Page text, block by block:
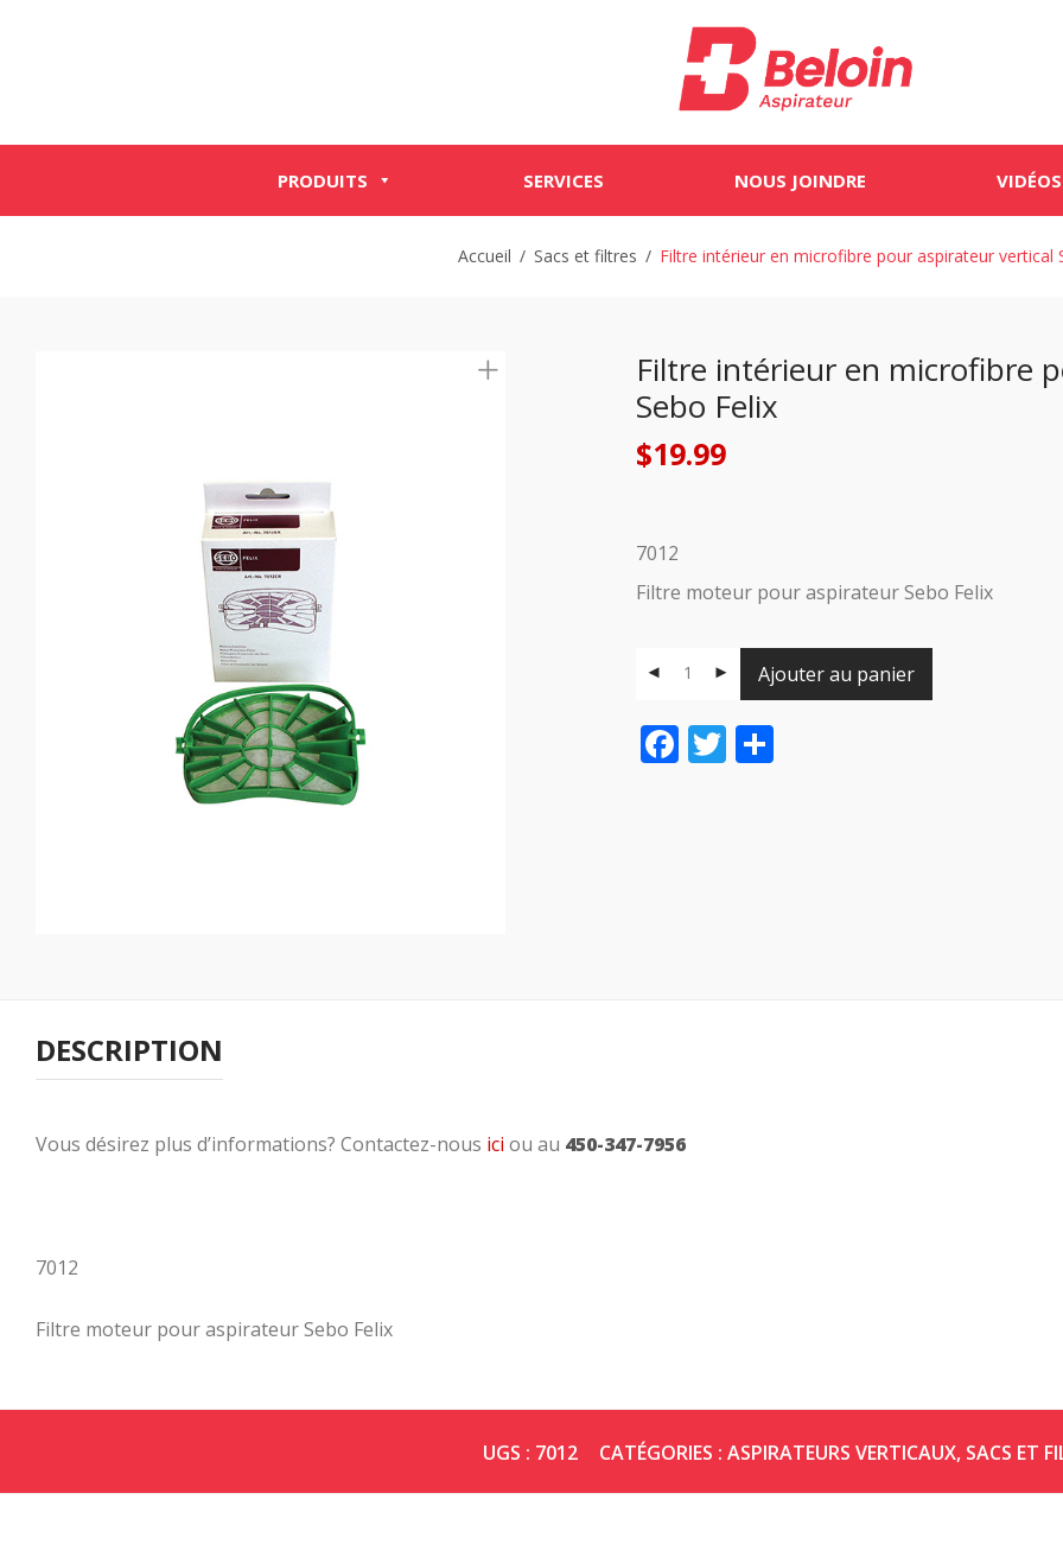
PRODUITS SERVICES NOUS JOINDRE VIDÉOS
Accueil / Sacs et filtres / Filtre intérieur en microfibre pour aspirateur vertical
Filtre intérieur en microfibre
Sebo Felix
$19.99
7012
Filtre moteur pour aspirateur Sebo Felix
Ajouter au panier
Facebook
Twitter
Share
DESCRIPTION
Vous désirez plus d’informations? Contactez-nous ici ou au 450-347-7956
7012
Filtre moteur pour aspirateur Sebo Felix
UGS : 7012 CATÉGORIES : ASPIRATEURS VERTICAUX, SACS ET